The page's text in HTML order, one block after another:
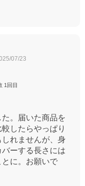
07/23
1回目
。届いた商品を
したらやっぱり
れませんが、身
ーする長さには
に。お願いで
ンチ丈長商品出